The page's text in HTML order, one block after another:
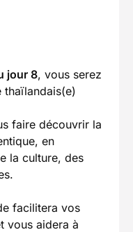
jour 8, vous serez
thaïlandais(e)
faire découvrir la
en
la culture, des
facilitera vos
vous aidera à